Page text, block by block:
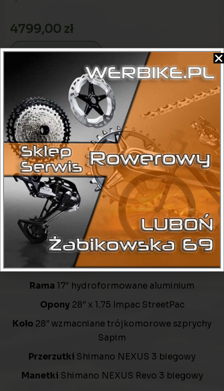
4799,00 zł
Dodaj do koszyka
Elektryczne,Miejskie
Sprawdź dostępność:
+ 48 575 198 021
DANE TECHNICZNE ROWERU
Maks. obciążenie125 kg
SuportFeimin FP-B902W
WidelecSunTour SF14－CR8V－P skok 63 mm
Waga22.5 kg
Rama 17″ hydroformowane aluminium
Opony 28″ x 1.75 Impac StreetPac
Koło 28″ wzmacniane trójkomorowe szprychy
Sapim
Przerzutki Shimano NEXUS 3 biegowy
Manetki Shimano NEXUS Revo 3 biegowy